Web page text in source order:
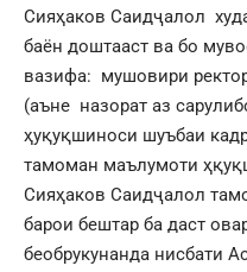
Сияҳаков Саидҷалол
баён доштааст ва бо
вазифа: мушовири
(аъне назорат аз
ҳуқуқшиноси шуъбаи
тамоман маълумоти
Сияҳаков Саидҷалол
барои бештар ба даст
беобрукунанда нисбати